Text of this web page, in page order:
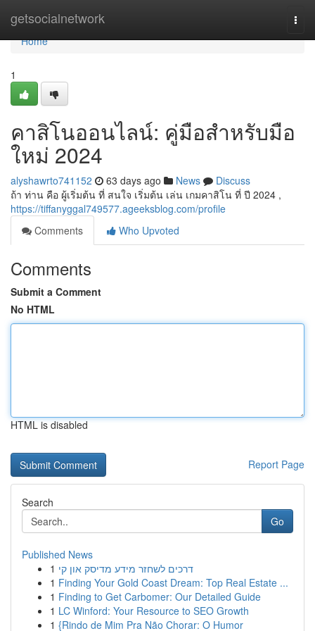
getsocialnetwork
Home
Home
1
คาสิโนออนไลน์: คู่มือสำหรับมือ
ใหม่ 2024
alyshawrto741152 63 days ago News
Discuss
ถ้า ท่าน คือ ผู้เริ่มต้น ที่ สนใจ เริ่มต้น เล่น เกมคาสิโน ที่ ปี 2024 ,
https://tiffanyggal749577.ageeksblog.com/profile
Comments
Who Upvoted
Comments
Submit a Comment
No HTML
HTML is disabled
Report Page
Search
Go
Published News
1 דרכים לשחזר מידע מדיסק און קי
1 Finding Your Gold Coast Dream: Top Real Estate ...
1 Finding to Get Carbomer: Our Detailed Guide
1 LC Winford: Your Resource to SEO Growth
1 {Rindo de Mim Pra Não Chorar: O Humor